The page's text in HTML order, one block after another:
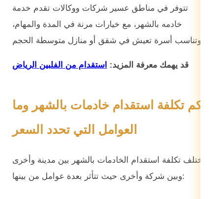
تتوفر في مناطق عسير شركات ووكالات تقدم خدمة
خادمه بالشهر، مع خيارات مرنة في المدة والمهام،
قد يهمك معرفة المزيد: استقدام من الفلبين الرياض
كم تكلفة استقدام خادمات بالشهر وما
العوامل التي تحدد السعر
تختلف تكلفة استقدام الخادمات بالشهر بين مدينة وأخرى
وبين شركة وأخرى حيث تتأثر بعدة عوامل من بينها: